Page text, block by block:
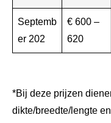
Septemb
er 202
€ 600 –
620
*Bij deze prijzen
dikte/breedte/lengte